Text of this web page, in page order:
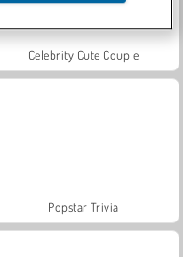
Celebrity Cute Couple
Popstar Trivia